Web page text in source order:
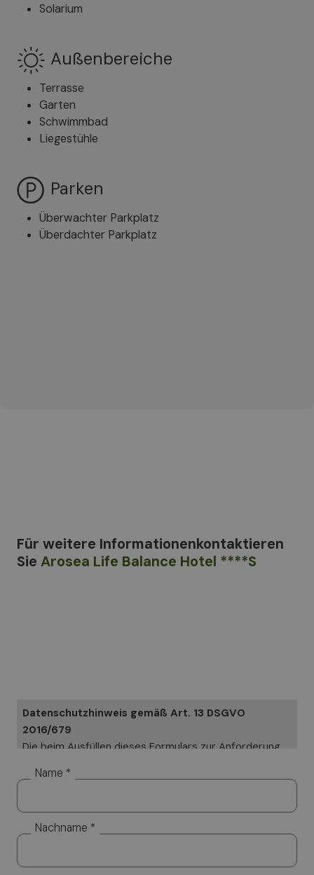
Solarium
Außenbereiche
Terrasse
Garten
Schwimmbad
Liegestühle
Parken
Überwachter Parkplatz
Überdachter Parkplatz
Für weitere Informationenkontaktieren
Sie Arosea Life Balance Hotel ****S
Datenschutzhinweis gemäß Art. 13 DSGVO
2016/679
Die beim Ausfüllen dieses Formulars zur Anforderung
Papierform und elektronisch verarbeitet. Ihre Daten
Anfragen zu beantworten. Ihre Daten werden aber
nicht veröffentlicht. Verantwortlicher für die
Sie sich wenden können, um Ihre Rechte geltend zu
Name *
Nachname *